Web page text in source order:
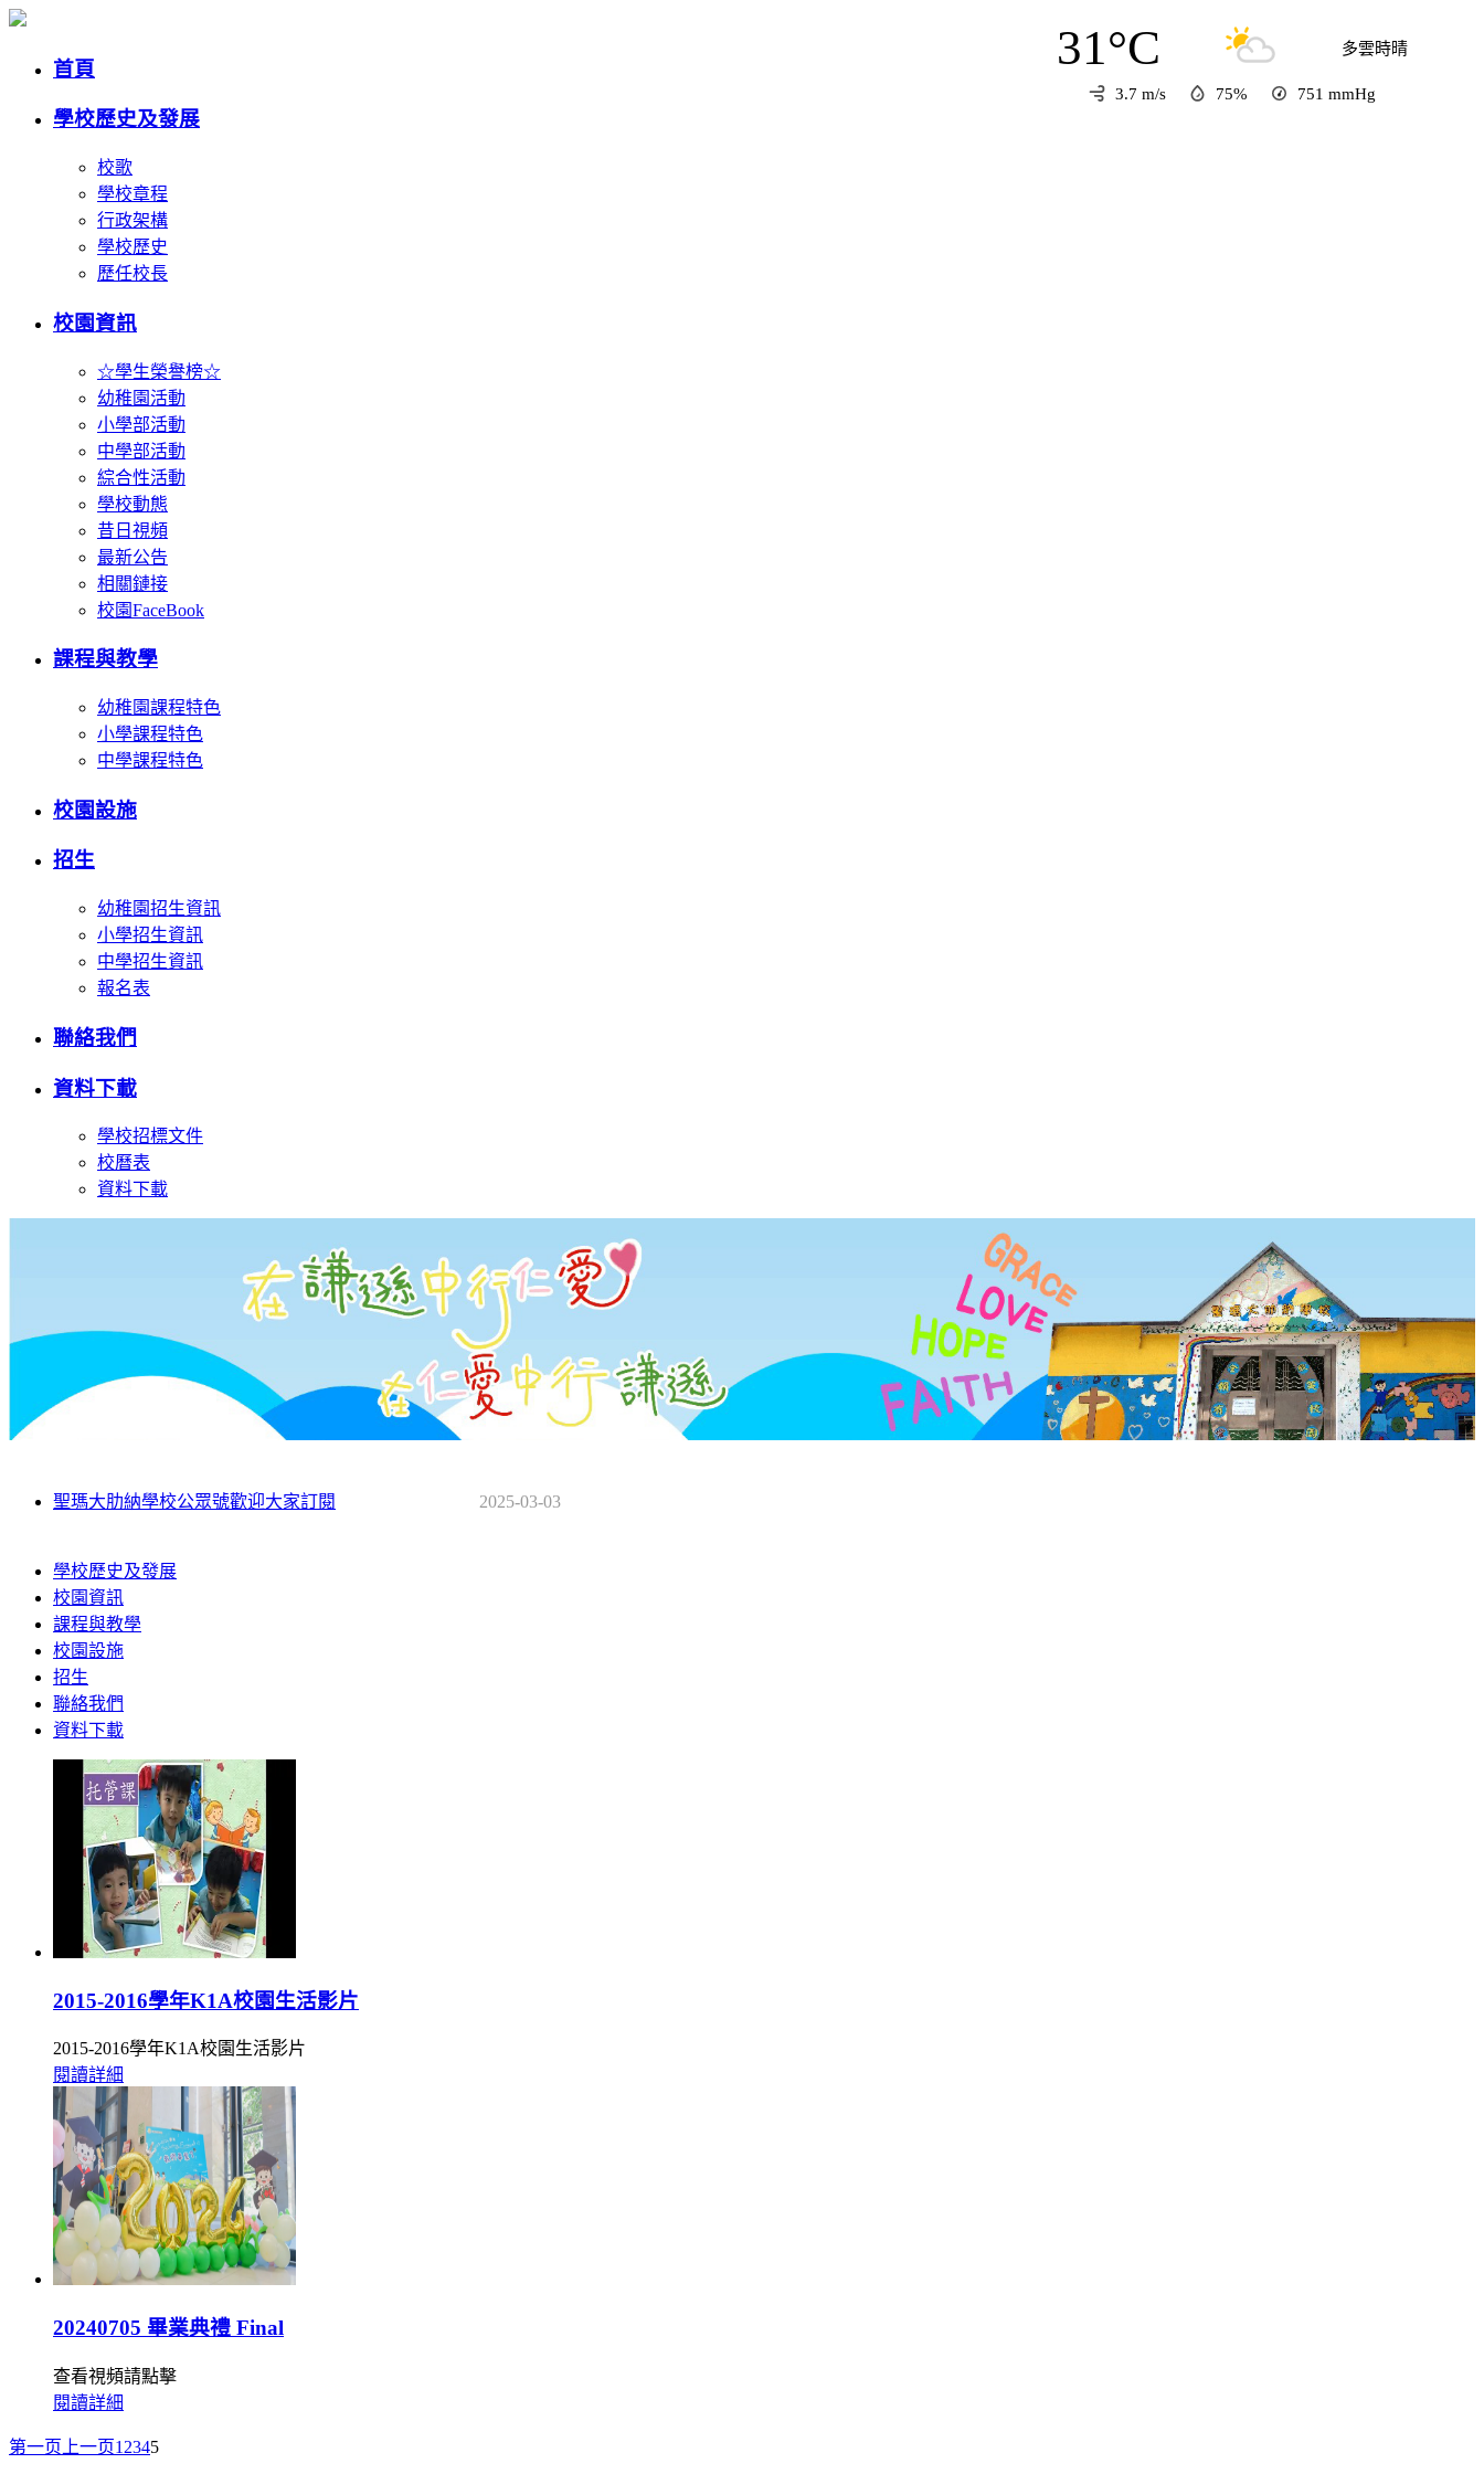
31°C 多雲時晴
3.7 m/s 75% 751 mmHg
首頁
學校歷史及發展
校歌
學校章程
行政架構
學校歷史
歷任校長
校園資訊
☆學生榮譽榜☆
幼稚園活動
小學部活動
中學部活動
綜合性活動
學校動態
昔日視頻
最新公告
相關鏈接
校園FaceBook
課程與教學
幼稚園課程特色
小學課程特色
中學課程特色
校園設施
招生
幼稚園招生資訊
小學招生資訊
中學招生資訊
報名表
聯絡我們
資料下載
學校招標文件
校曆表
資料下載
2025-03-03
聖瑪大肋納學校公眾號歡迎大家訂閱
學校歷史及發展
校園資訊
課程與教學
校園設施
招生
聯絡我們
資料下載
2015-2016學年K1A校園生活影片
2015-2016學年K1A校園生活影片
閱讀詳細
20240705 畢業典禮 Final
查看視頻請點擊
閱讀詳細
第一页 上一页1 2345